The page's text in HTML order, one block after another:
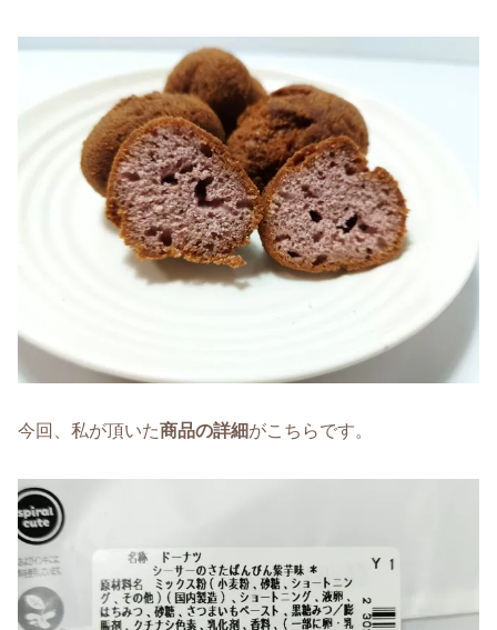
今回、私が頂いた商品の詳細がこちらです。